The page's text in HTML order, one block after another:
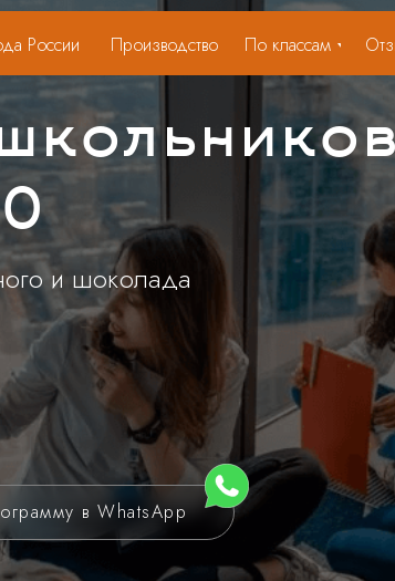
По классам
Производство
России
и шоколада
в WhatsApp